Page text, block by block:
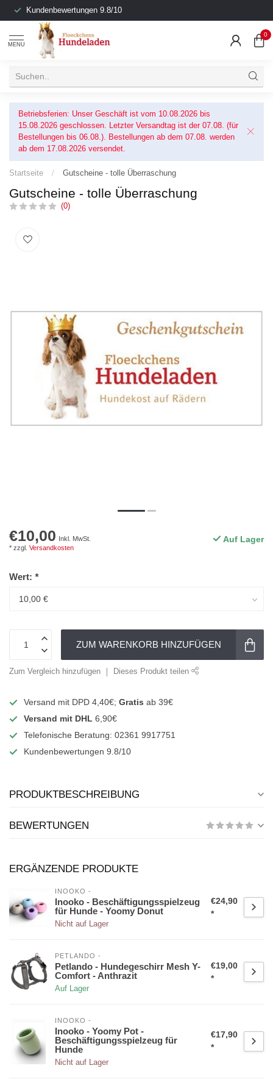
Kundenbewertungen 9.8/10
MENU
0
Betriebsferien: Unser Geschäft ist vom 10.08.2026 bis
15.08.2026 geschlossen. Letzter Versandtag ist der 07.08. (für
Bestellungen bis 06.08.). Bestellungen ab dem 07.08. werden
ab dem 17.08.2026 versendet.
Startseite / Gutscheine - tolle Überraschung
Gutscheine - tolle Überraschung
(0)
€10,00
Inkl. MwSt.
* zzgl. Versandkosten
Auf Lager
Wert: *
ZUM WARENKORB HINZUFÜGEN
Zum Vergleich hinzufügen Dieses Produkt teilen
Versand mit DPD 4,40€; Gratis ab 39€
Versand mit DHL 6,90€
Telefonische Beratung: 02361 9917751
Kundenbewertungen 9.8/10
PRODUKTBESCHREIBUNG
BEWERTUNGEN
ERGÄNZENDE PRODUKTE
INOOKO -
Inooko - Beschäftigungsspielzeug
für Hunde - Yoomy Donut
Nicht auf Lager
€24,90
*
PETLANDO -
Petlando - Hundegeschirr Mesh Y-
Comfort - Anthrazit
Auf Lager
€19,00
*
INOOKO -
Inooko - Yoomy Pot -
Beschäftigungsspielzeug für
Hunde
Nicht auf Lager
€17,90
*